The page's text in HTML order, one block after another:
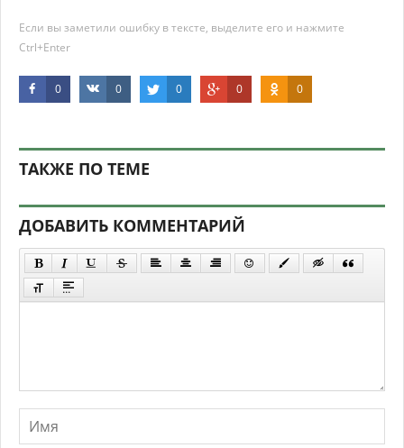
Если вы заметили ошибку в тексте, выделите его и нажмите
Ctrl+Enter
0 0 0 0 0
ТАКЖЕ ПО ТЕМЕ
ДОБАВИТЬ КОММЕНТАРИЙ